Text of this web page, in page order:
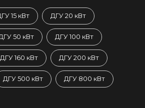
15 кВт ДГУ 20 кВт
50 кВт ДГУ 100 кВт
ДГУ 160 кВт ДГУ 200 кВт
ДГУ 500 кВт ДГУ 800 кВт